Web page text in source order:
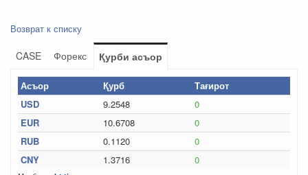
Возврат к списку
CASE Форекс Қурби асъор
Асъор Қурб
Тағирот
USD
9.2548
0
EUR
10.6708
0
RUB
0.1120
0
CNY
1.3716 0